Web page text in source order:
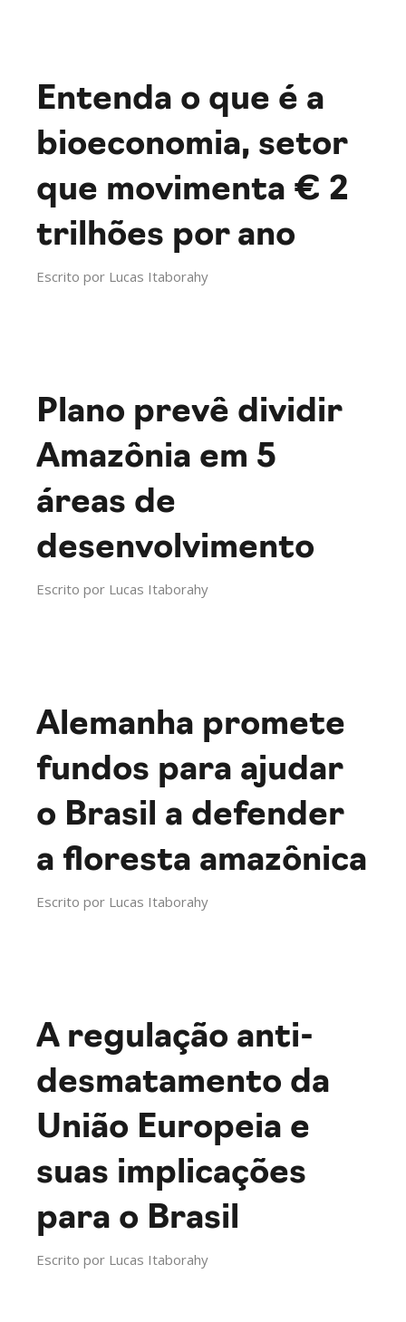
Entenda o que é a
bioeconomia, setor
que movimenta € 2
trilhões por ano
Escrito por Lucas Itaborahy
Plano prevê dividir
Amazônia em 5
áreas de
desenvolvimento
Escrito por Lucas Itaborahy
Alemanha promete
fundos para ajudar
o Brasil a defender
a floresta amazônica
Escrito por Lucas Itaborahy
A regulação anti-
desmatamento da
União Europeia e
suas implicações
para o Brasil
Escrito por Lucas Itaborahy